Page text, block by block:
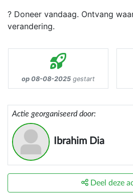
? Doneer vandaag. Ontvang
verandering.
op 08-08-2025 gestart
Actie georganiseerd door:
Ibrahim Dia
Deel deze